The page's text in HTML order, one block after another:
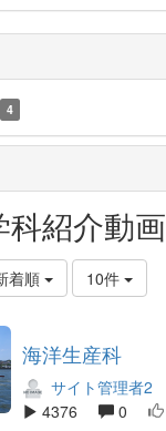
4
紹介動画
着順 10件
海洋生産科
サイト管理者2
4376
0